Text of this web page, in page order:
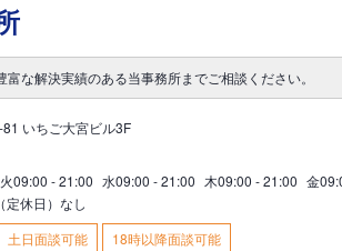
な解決実績のある当事務所までご相談ください。
いちご大宮ビル3F
火09:00 - 21:00 水09:00 - 21:00 木09:00 - 21:00 金
（定休日）なし
土日面談可能 18時以降面談可能